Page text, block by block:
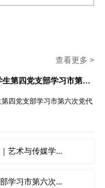
查看更多 >
艺术与传媒学院学生第四党支部学习市第六次党代会精神
四党支部学习市第六次党代
艺术与传媒学...
学习市第六次...